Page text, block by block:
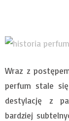
Wraz z
perfum stale
destylację z
bardziej